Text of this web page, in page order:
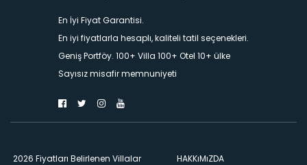
En İyi Fiyat Garantisi.
En iyi fiyatlarla hesaplı, kaliteli tatil seçenekleri.
Geniş Portföy. 100+ Villa 100+ Otel 10+ ülke
Sayısız misafir memnuniyeti
2026 Fiyatları Belirlenen Villalar
HAKKıMıZDA